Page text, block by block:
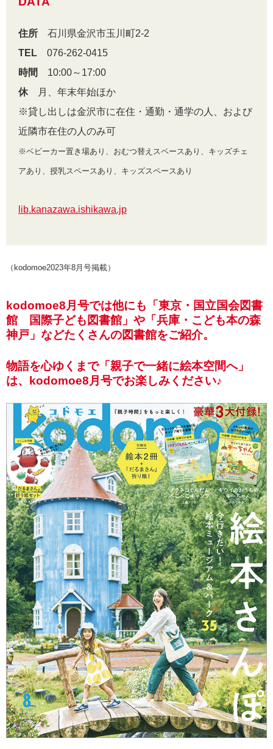
住所 石川県金沢市玉川町2-2
TEL 076-262-0415
時間
10:00～17:00
休月、年末年始ほか
※貸し出しは金沢市に在住・通勤・通学の人、および
近隣市在住の人のみ可
※ベビーカー置き場あり、おむつ替えスペースあり、キッズチェ
アあり、授乳スペースあり、キッズスペースあり
lib.kanazawa.ishikawa.jp
（kodomoe2023年8月号掲載）
kodomoe8月号では他にも「東京・国立国会図書
館 国際子ども図書館」や「兵庫・こども本の森
神戸」などたくさんの図書館をご紹介。
物語を心ゆくまで「親子で一緒に絵本空間へ」
は、kodomoe8月号でお楽しみください♪